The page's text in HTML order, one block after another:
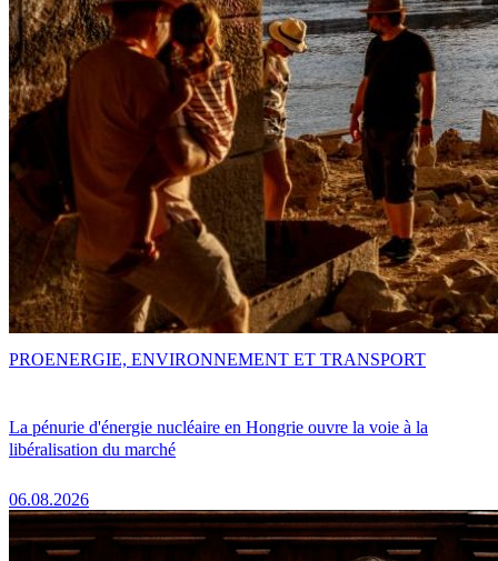
La pénurie d'énergie nucléaire en Hongrie ouvre la voie à la
libéralisation du marché
06.08.2026
PROENERGIE, ENVIRONNEMENT ET TRANSPORT